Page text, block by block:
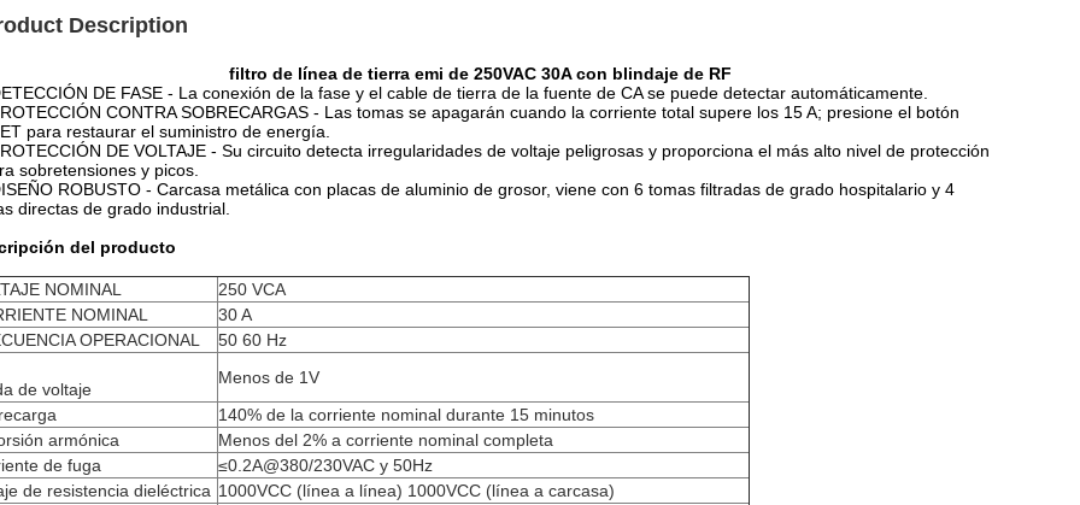
Description
filtro de línea de tierra emi de 250VAC 30A con blindaje de RF
DE FASE - La conexión de la fase y el cable de tierra de la fuente de CA se puede detectar automáticamente.
CONTRA SOBRECARGAS - Las tomas se apagarán cuando la corriente total supere los 15 A; presione el botón
para restaurar el suministro de energía.
DE VOLTAJE - Su circuito detecta irregularidades de voltaje peligrosas y proporciona el más alto nivel de protección
sobretensiones y picos.
ROBUSTO - Carcasa metálica con placas de aluminio de grosor, viene con 6 tomas filtradas de grado hospitalario y 4
directas de grado industrial.
del producto
NOMINAL
250 VCA
NOMINAL
30 A
OPERACIONAL
50 60 Hz
de voltaje
Menos de 1V
140% de la corriente nominal durante 15 minutos
armónica
Menos del 2% a corriente nominal completa
de fuga
≤0.2A@380/230VAC y 50Hz
de resistencia dieléctrica 1000VCC (línea a línea) 1000VCC (línea a carcasa)